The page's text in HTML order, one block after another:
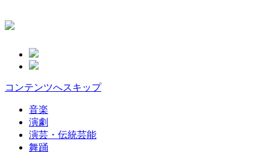
コンテンツへスキップ
音楽
演劇
演芸・伝統芸能
舞踊